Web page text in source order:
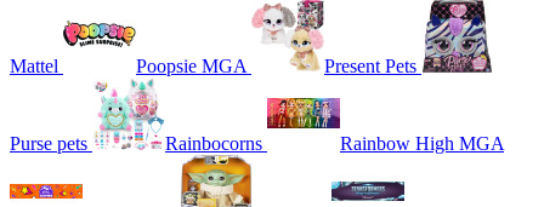
Mattel Poopsie MGA Present Pets
Purse pets Rainbocorns Rainbow High MGA